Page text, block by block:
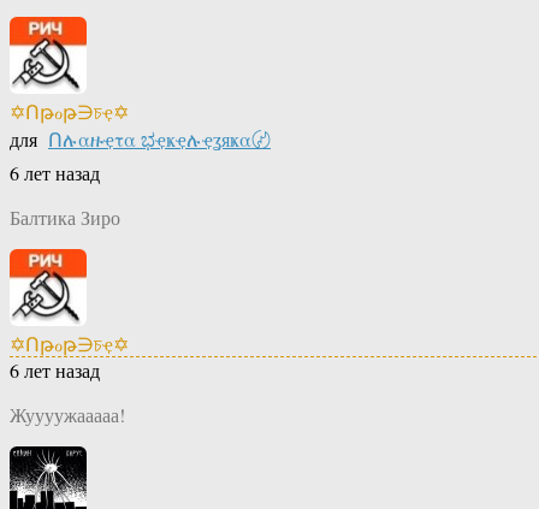
✡Ոթℴթ∋চҿ✡
для Ոሉαዙҿτα ಭҿҝҿሉҿʓяҝα〄
6 лет назад
Балтика Зиро
✡Ոթℴթ∋চҿ✡
6 лет назад
Жуууужааааа!